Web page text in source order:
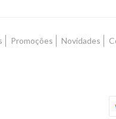
Promoções Novidades